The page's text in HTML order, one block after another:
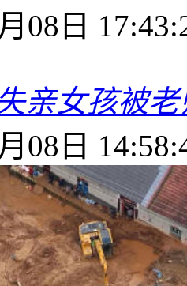
08日
亲女孩被
08日